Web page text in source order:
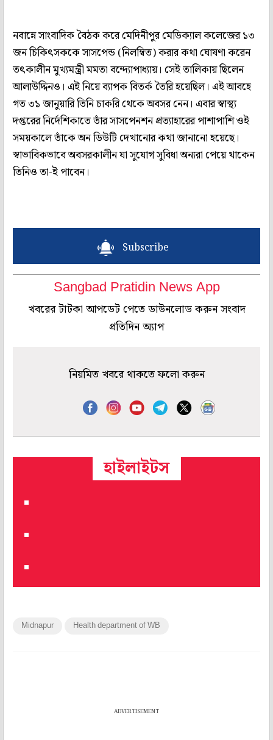
নবান্নে সাংবাদিক বৈঠক করে মেদিনীপুর মেডিক্যাল কলেজের ১৩
জন চিকিৎসককে সাসপেন্ড (নিলম্বিত) করার কথা ঘোষণা করেন
তৎকালীন মুখ্যমন্ত্রী মমতা বন্দ্যোপাধ্যায়। সেই তালিকায় ছিলেন
আলাউদ্দিনও। এই নিয়ে ব্যাপক বিতর্ক তৈরি হয়েছিল। এই আবহে
গত ৩১ জানুয়ারি তিনি চাকরি থেকে অবসর নেন। এবার স্বাস্থ্য
দপ্তরের নির্দেশিকাতে তাঁর সাসপেনশন প্রত্যাহারের পাশাপাশি ওই
সময়কালে তাঁকে অন ডিউটি দেখানোর কথা জানানো হয়েছে।
স্বাভাবিকভাবে অবসরকালীন যা সুযোগ সুবিধা অন্যরা পেয়ে থাকেন
তিনিও তা-ই পাবেন।
Subscribe
Sangbad Pratidin News App
খবরের টাটকা আপডেট পেতে ডাউনলোড করুন সংবাদ
প্রতিদিন অ্যাপ
নিয়মিত খবরে থাকতে ফলো করুন
হাইলাইটস
Midnapur Health department of WB
ADVERTISEMENT